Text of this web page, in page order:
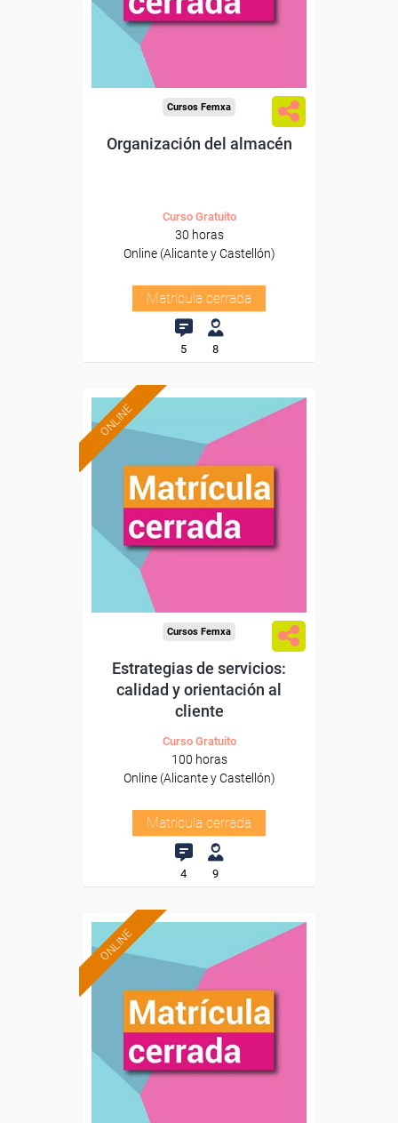
Cursos Femxa
Organización del almacén
Curso Gratuito
30 horas
Online (Alicante y Castellón)
Matrícula cerrada
5 8
ONLINE
Cursos Femxa
Estrategias de servicios:
calidad y orientación al
cliente
Curso Gratuito
100 horas
Online (Alicante y Castellón)
Matrícula cerrada
4 9
ONLINE